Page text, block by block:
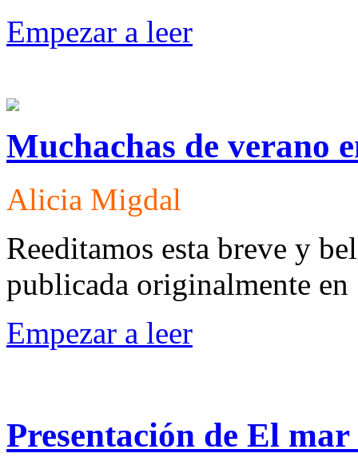
Empezar a leer
Muchachas de verano
Alicia Migdal
Reeditamos esta breve y
publicada originalmente en
Empezar a leer
Presentación de El